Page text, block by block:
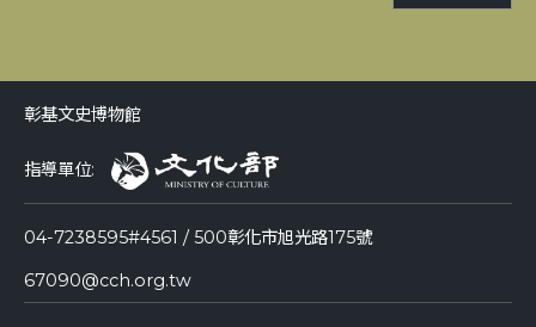
彰基文史博物館
指導單位:
04-7238595#4561 / 500彰化市旭光路175號
67090@cch.org.tw